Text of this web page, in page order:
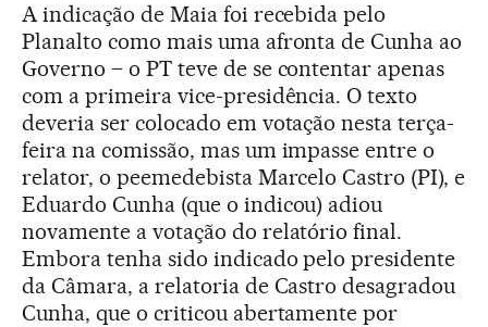
A indicação de Maia foi recebida pelo
Planalto como mais uma afronta de Cunha ao
Governo – o PT teve de se contentar apenas
com a primeira vice-presidência. O texto
deveria ser colocado em votação nesta terça-
feira na comissão, mas um impasse entre o
relator, o peemedebista Marcelo Castro (PI), e
Eduardo Cunha (que o indicou) adiou
novamente a votação do relatório final.
Embora tenha sido indicado pelo presidente
da Câmara, a relatoria de Castro desagradou
Cunha, que o criticou abertamente por